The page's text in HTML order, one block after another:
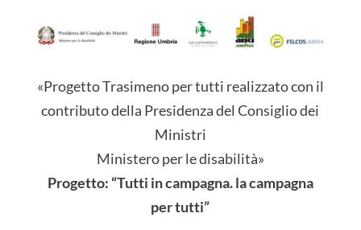
«Progetto Trasimeno per tutti realizzato con il
contributo della Presidenza del Consiglio dei
Ministri
Ministero per le disabilità»
Progetto: “Tutti in campagna. la campagna
per tutti”